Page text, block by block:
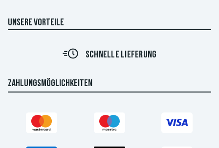
UNSERE VORTEILE
SCHNELLE LIEFERUNG
ZAHLUNGSMÖGLICHKEITEN